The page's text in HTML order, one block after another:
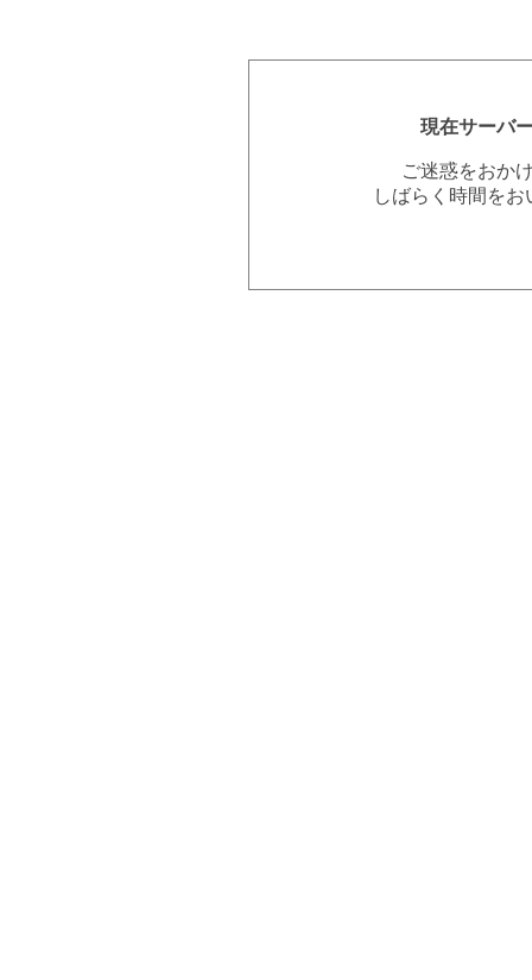
現在サーバ
ご迷惑をおか
しばらく時間を